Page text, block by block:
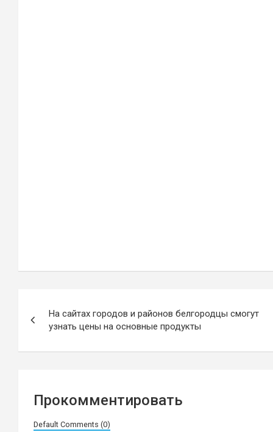
по
записям
На сайтах городов и районов белгородцы смогут
узнать цены на основные продукты
Прокомментировать
Default Comments (0)